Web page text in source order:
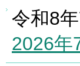
令和8年
2026